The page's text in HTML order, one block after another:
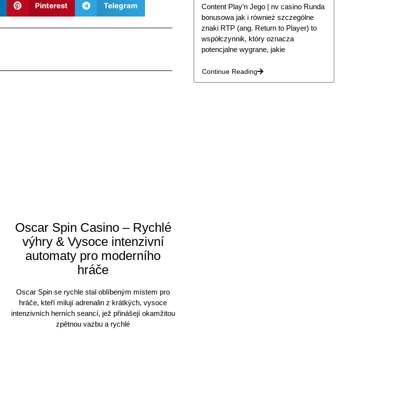
Pinterest Telegram
Oscar Spin Casino – Rychlé
výhry & Vysoce intenzivní
automaty pro moderního
hráče
Oscar Spin se rychle stal oblíbeným místem pro
hráče, kteří milují adrenalin z krátkých, vysoce
intenzivních herních seancí, jež přinášejí okamžitou
zpětnou vazbu a rychlé
Content Play’n Jego | nv casino Runda
bonusowa jak i również szczególne
znaki RTP (ang. Return to Player) to
współczynnik, który oznacza
potencjalne wygrane, jakie
Continue Reading